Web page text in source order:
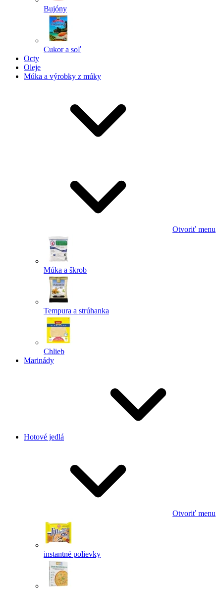
Bujóny
Cukor a soľ
Octy
Oleje
Múka a výrobky z múky
Otvoriť menu
Múka a škrob
Tempura a strúhanka
Chlieb
Marinády
Hotové jedlá
Otvoriť menu
instantné polievky
Powered by chaterimo